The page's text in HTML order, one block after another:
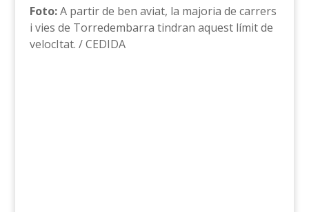
Foto:A partir de ben aviat, la majoria de carrers
i vies de Torredembarra tindran aquest límit de
velocItat. / CEDIDA